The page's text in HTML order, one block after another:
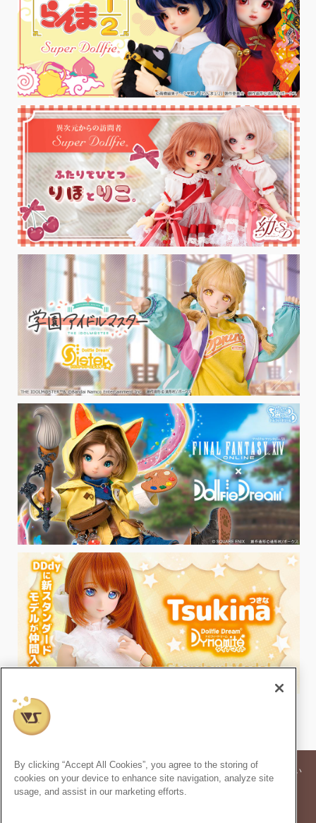
※記事内の価格表記は、掲載時点での消費税率に基づいた価格を表示してい
ます。
※このコンテンツ内の情報、画像の二次使用及び無断引用は禁止いたしま
By clicking “Accept All Cookies”, you agree to the storing of
cookies on your device to enhance site navigation, analyze site
usage, and assist in our marketing efforts.